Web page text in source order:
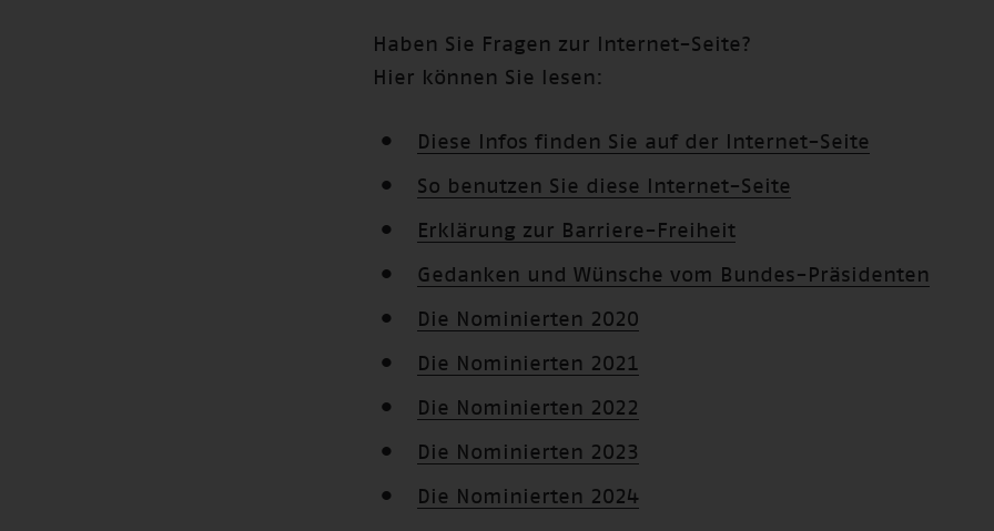
Haben Sie Fragen zur Internet-Seite?
Hier können Sie lesen:
Diese Infos finden Sie auf der Internet-Seite
So benutzen Sie diese Internet-Seite
Erklärung zur Barriere-Freiheit
Gedanken und Wünsche vom Bundes-Präsidenten
Die Nominierten 2020
Die Nominierten 2021
Die Nominierten 2022
Die Nominierten 2023
Die Nominierten 2024